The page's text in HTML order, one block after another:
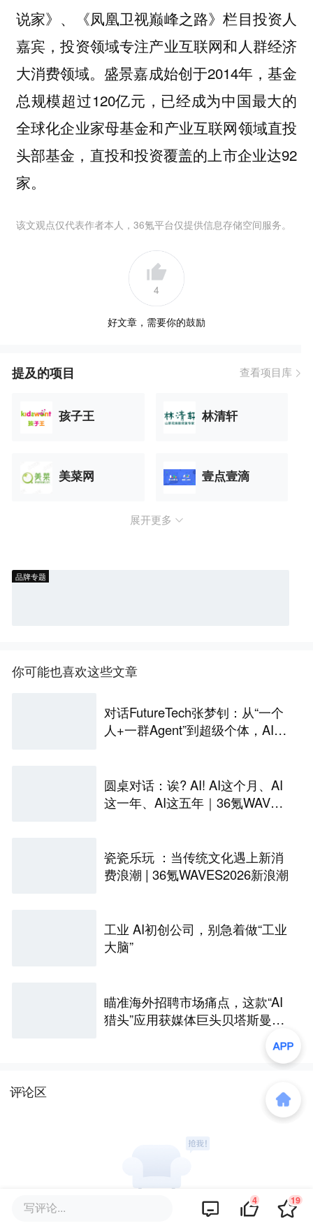
说家》、《凤凰卫视巅峰之路》栏目投资人
嘉宾，投资领域专注产业互联网和人群经济
大消费领域。盛景嘉成始创于2014年，基金
总规模超过120亿元，已经成为中国最大的
全球化企业家母基金和产业互联网领域直投
头部基金，直投和投资覆盖的上市企业达92
家。
该文观点仅代表作者本人，36氪平台仅提供信息存储空间服务。
4
好文章，需要你的鼓励
提及的项目 查看项目库
孩子王 林清轩
美菜网 壹点壹滴
展开更多
品牌专题
你可能也喜欢这些文章
对话FutureTech张梦钊：从“一个
人+一群Agent”到超级个体，AI正
圆桌对话：诶? AI! AI这个月、AI
这一年、AI这五年｜36氪WAVES
瓷瓷乐玩 ：当传统文化遇上新消
费浪潮 | 36氪WAVES2026新浪潮
工业 AI初创公司，别急着做“工业
大脑”
瞄准海外招聘市场痛点，这款“AI
猎头”应用获媒体巨头贝塔斯曼投
评论区
写评论... 4 19